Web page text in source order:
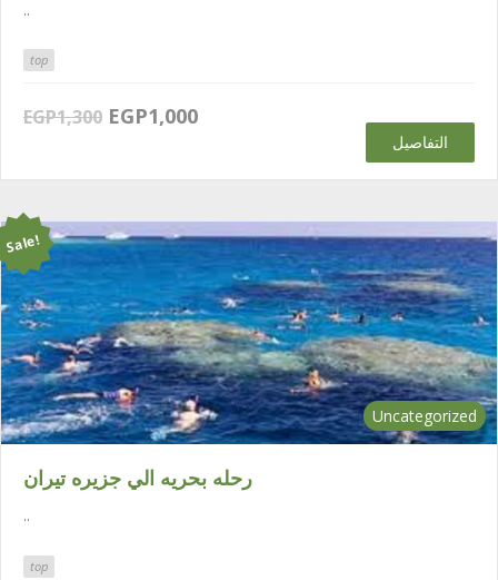
..
top
EGP1,300 السعر
EGP1,300.
EGP1,000السعر
EGP1,000.
التفاصيل
Sale!
Uncategorized
رحله بحريه الي جزيره تيران
..
top